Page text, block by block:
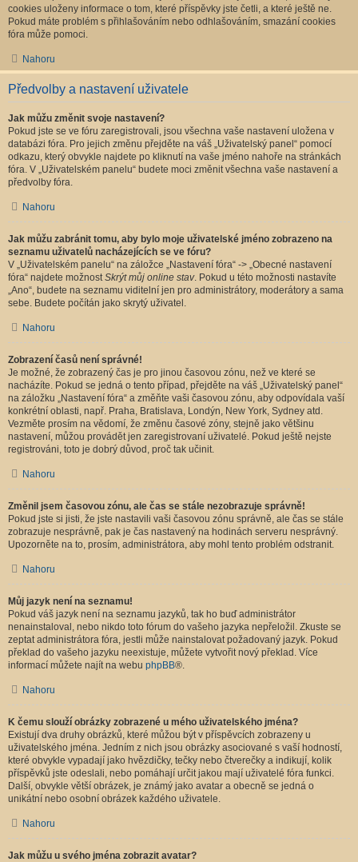
cookies uloženy informace o tom, které příspěvky jste četli, a které ještě ne.
Pokud máte problém s přihlašováním nebo odhlašováním, smazání cookies
fóra může pomoci.
Nahoru
Předvolby a nastavení uživatele
Jak můžu změnit svoje nastavení?
Pokud jste se ve fóru zaregistrovali, jsou všechna vaše nastavení uložena v
databázi fóra. Pro jejich změnu přejděte na váš „Uživatelský panel“ pomocí
odkazu, který obvykle najdete po kliknutí na vaše jméno nahoře na stránkách
fóra. V „Uživatelském panelu“ budete moci změnit všechna vaše nastavení a
předvolby fóra.
Nahoru
Jak můžu zabránit tomu, aby bylo moje uživatelské jméno zobrazeno na
seznamu uživatelů nacházejících se ve fóru?
V „Uživatelském panelu“ na záložce „Nastavení fóra“ -> „Obecné nastavení
fóra“ najdete možnostSkrýt můj online stav. Pokud u této možnosti nastavíte
„Ano“, budete na seznamu viditelní jen pro administrátory, moderátory a sama
sebe. Budete počítán jako skrytý uživatel.
Nahoru
Zobrazení časů není správné!
Je možné, že zobrazený čas je pro jinou časovou zónu, než ve které se
nacházíte. Pokud se jedná o tento případ, přejděte na váš „Uživatelský panel“
na záložku „Nastavení fóra“ a změňte vaši časovou zónu, aby odpovídala vaší
konkrétní oblasti, např. Praha, Bratislava, Londýn, New York, Sydney atd.
Vezměte prosím na vědomí, že změnu časové zóny, stejně jako většinu
nastavení, můžou provádět jen zaregistrovaní uživatelé. Pokud ještě nejste
registrováni, toto je dobrý důvod, proč tak učinit.
Nahoru
Změnil jsem časovou zónu, ale čas se stále nezobrazuje správně!
Pokud jste si jisti, že jste nastavili vaši časovou zónu správně, ale čas se stále
zobrazuje nesprávně, pak je čas nastavený na hodinách serveru nesprávný.
Upozorněte na to, prosím, administrátora, aby mohl tento problém odstranit.
Nahoru
Můj jazyk není na seznamu!
Pokud váš jazyk není na seznamu jazyků, tak ho buď administrátor
nenainstaloval, nebo nikdo toto fórum do vašeho jazyka nepřeložil. Zkuste se
zeptat administrátora fóra, jestli může nainstalovat požadovaný jazyk. Pokud
překlad do vašeho jazyku neexistuje, můžete vytvořit nový překlad. Více
informací můžete najít na webu phpBB®.
Nahoru
K čemu slouží obrázky zobrazené u mého uživatelského jména?
Existují dva druhy obrázků, které můžou být v příspěvcích zobrazeny u
uživatelského jména. Jedním z nich jsou obrázky asociované s vaší hodností,
které obvykle vypadají jako hvězdičky, tečky nebo čtverečky a indikují, kolik
příspěvků jste odeslali, nebo pomáhají určit jakou mají uživatelé fóra funkci.
Další, obvykle větší obrázek, je známý jako avatar a obecně se jedná o
unikátní nebo osobní obrázek každého uživatele.
Nahoru
Jak můžu u svého jména zobrazit avatar?